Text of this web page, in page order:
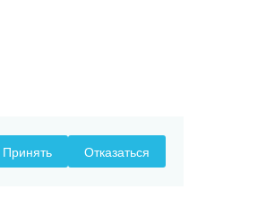
Принять Отказаться